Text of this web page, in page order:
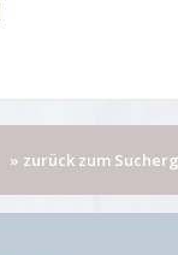
» zurück zum